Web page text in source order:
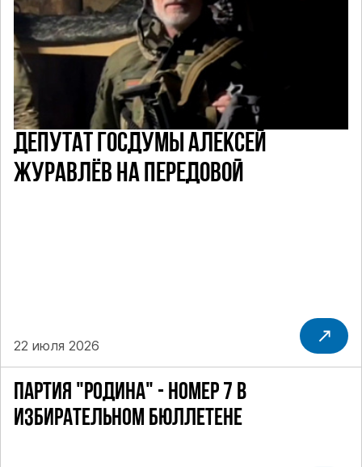
ПАРТИЯ "РОДИНА" - НОМЕР 7 В
ИЗБИРАТЕЛЬНОМ БЮЛЛЕТЕНЕ
ДЕПУТАТ ГОСДУМЫ АЛЕКСЕЙ
ЖУРАВЛЁВ НА ПЕРЕДОВОЙ
22 июля 2026